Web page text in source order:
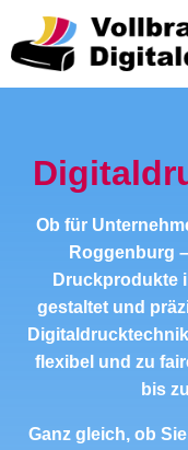
Ob für
Roggenburg
Druckprodukte
gestaltet und
flexibel und zu
bis
Ganz gleich, ob